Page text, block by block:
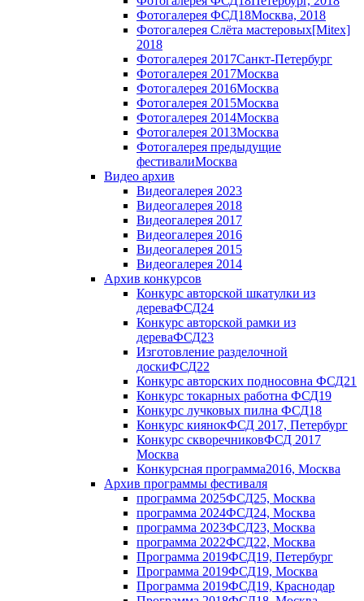
Фотогалерея ФСД18Москва, 2018
Фотогалерея Слёта мастеровых[Mitex]
2018
Фотогалерея 2017Санкт-Петербург
Фотогалерея 2017Москва
Фотогалерея 2016Москва
Фотогалерея 2015Москва
Фотогалерея 2014Москва
Фотогалерея 2013Москва
Фотогалерея предыдущие
фестивалиМосква
Видео архив
Видеогалерея 2023
Видеогалерея 2018
Видеогалерея 2017
Видеогалерея 2016
Видеогалерея 2015
Видеогалерея 2014
Архив конкурсов
Конкурс авторской шкатулки из
дереваФСД24
Конкурс авторской рамки из
дереваФСД23
Изготовление разделочной
доскиФСД22
Конкурс авторских подносовна ФСД21
Конкурс токарных работна ФСД19
Конкурс лучковых пилна ФСД18
Конкурс киянокФСД 2017, Петербург
Конкурс скворечниковФСД 2017
Москва
Конкурсная программа2016, Москва
Архив программы фестиваля
программа 2025ФСД25, Москва
программа 2024ФСД24, Москва
программа 2023ФСД23, Москва
программа 2022ФСД22, Москва
Программа 2019ФСД19, Петербург
Программа 2019ФСД19, Москва
Программа 2019ФСД19, Краснодар